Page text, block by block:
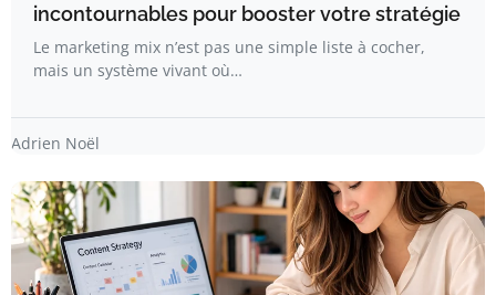
incontournables pour booster votre stratégie
Le marketing mix n’est pas une simple liste à cocher,
mais un système vivant où…
Adrien Noël